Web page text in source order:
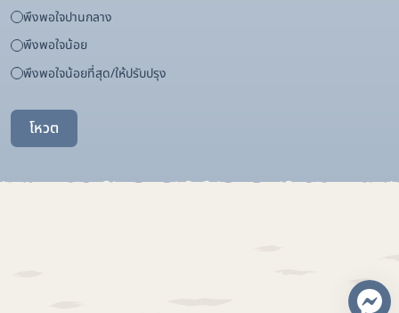
พึงพอใจปานกลาง
พึงพอใจน้อย
พึงพอใจน้อยที่สุด/ให้ปรับปรุง
โหวต